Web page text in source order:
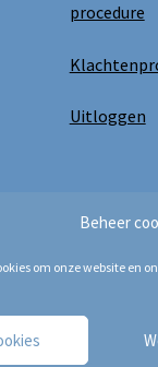
Beheer
om onze website en
procedure
Uitloggen